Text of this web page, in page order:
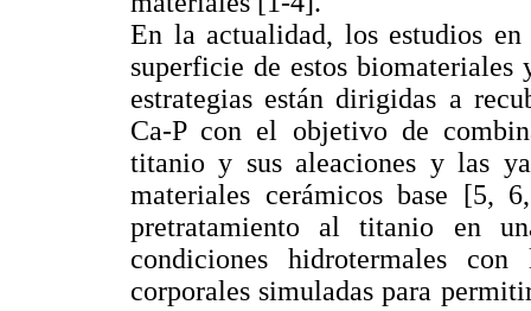
En la actualidad, los estudios
superficie de estos
estrategias están dirigidas a
Ca-P con el objetivo de
titanio y sus aleaciones y las
materiales cerámicos base [5,
pretratamiento al titanio en
condiciones hidrotermales
corporales simuladas para